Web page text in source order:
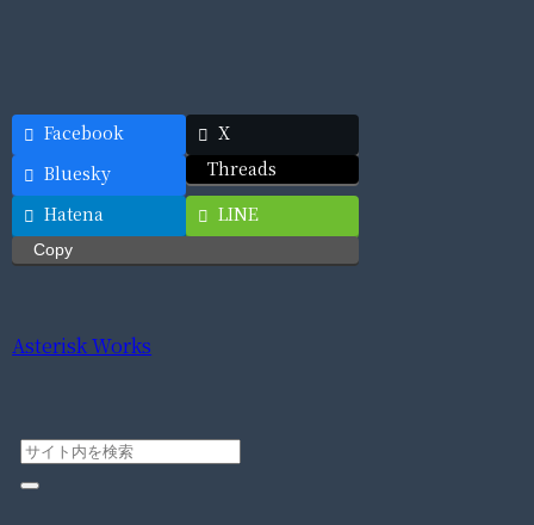
Facebook
X
Bluesky
Threads
Hatena
LINE
Copy
Asterisk Works